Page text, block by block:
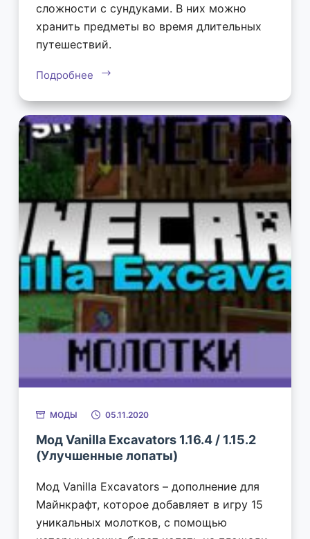
сложности с сундуками. В них можно
хранить предметы во время длительных
путешествий.
Подробнее
МОДЫ 05.11.2020
Мод Vanilla Excavators 1.16.4 / 1.15.2
(Улучшенные лопаты)
Мод Vanilla Excavators – дополнение для
Майнкрафт, которое добавляет в игру 15
уникальных молотков, с помощью